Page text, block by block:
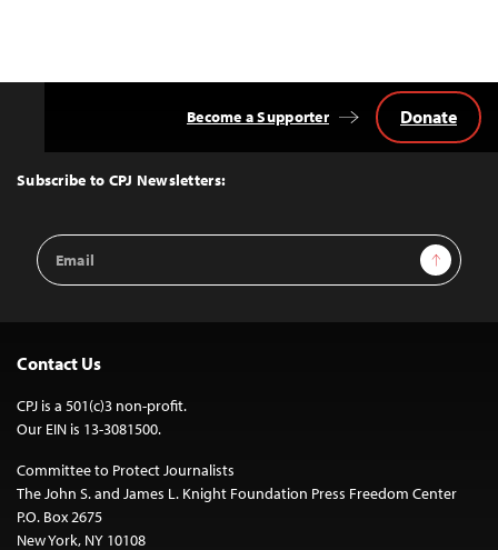
Top
Subscribe to CPJ Newsletters:
Email
Address
Sign Up
Become a Supporter Donate
Contact Us
CPJ is a 501(c)3 non-profit.
Our EIN is 13-3081500.
Committee to Protect Journalists
The John S. and James L. Knight Foundation Press Freedom Center
P.O. Box 2675
New York, NY 10108